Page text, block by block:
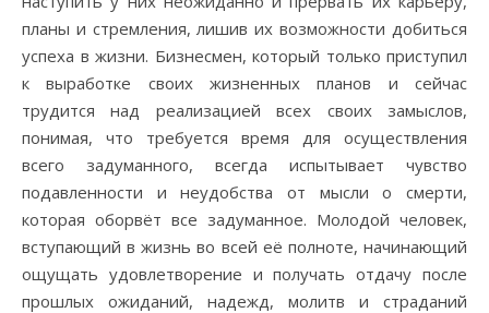
планы и стремления, лишив их возможности добиться
успеха в жизни. Бизнесмен, который только приступил
к выработке своих жизненных планов и сейчас
трудится над реализацией всех своих замыслов,
понимая, что требуется время для осуществления
всего задуманного, всегда испытывает чувство
подавленности и неудобства от мысли о смерти,
которая оборвёт все задуманное. Молодой человек,
вступающий в жизнь во всей её полноте, начинающий
ощущать удовлетворение и получать отдачу после
прошлых ожиданий, надежд, молитв и страданий